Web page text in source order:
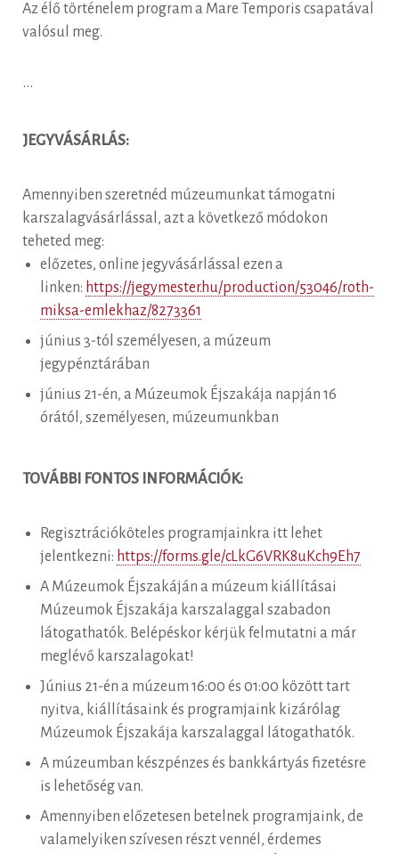
Az élő történelem program a Mare Temporis csapatával
valósul meg.
•••
JEGYVÁSÁRLÁS:
Amennyiben szeretnéd múzeumunkat támogatni
karszalagvásárlással, azt a következő módokon
teheted meg:
előzetes, online jegyvásárlással ezen a
linken: https://jegymester.hu/production/53046/roth-
miksa-emlekhaz/8273361
június 3-tól személyesen, a múzeum
jegypénztárában
június 21-én, a Múzeumok Éjszakája napján 16
órától, személyesen, múzeumunkban
TOVÁBBI FONTOS INFORMÁCIÓK:
Regisztrációköteles programjainkra itt lehet
jelentkezni: https://forms.gle/cLkG6VRK8uKch9Eh7
A Múzeumok Éjszakáján a múzeum kiállításai
Múzeumok Éjszakája karszalaggal szabadon
látogathatók. Belépéskor kérjük felmutatni a már
meglévő karszalagokat!
Június 21-én a múzeum 16:00 és 01:00 között tart
nyitva, kiállításaink és programjaink kizárólag
Múzeumok Éjszakája karszalaggal látogathatók.
A múzeumban készpénzes és bankkártyás fizetésre
is lehetőség van.
Amennyiben előzetesen betelnek programjaink, de
valamelyiken szívesen részt vennél, érdemes